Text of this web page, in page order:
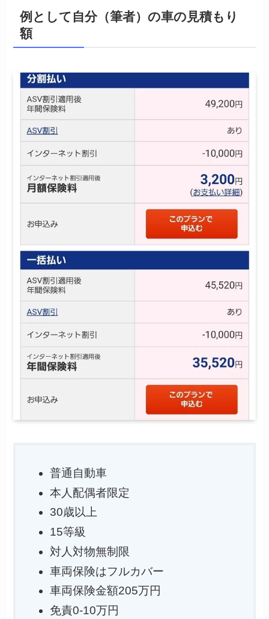
例として自分（筆者）の車の見積もり
額
普通自動車
本人配偶者限定
30歳以上
15等級
対人対物無制限
車両保険はフルカバー
車両保険金額205万円
免責0-10万円